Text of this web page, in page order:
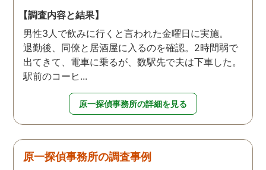
【調査内容と結果】
男性3人で飲みに行くと言われた金曜日に実施。
退勤後、同僚と居酒屋に入るのを確認。2時間弱で
出てきて、電車に乗るが、数駅先で夫は下車した。
駅前のコーヒ...
原一探偵事務所の詳細を見る
原一探偵事務所の調査事例